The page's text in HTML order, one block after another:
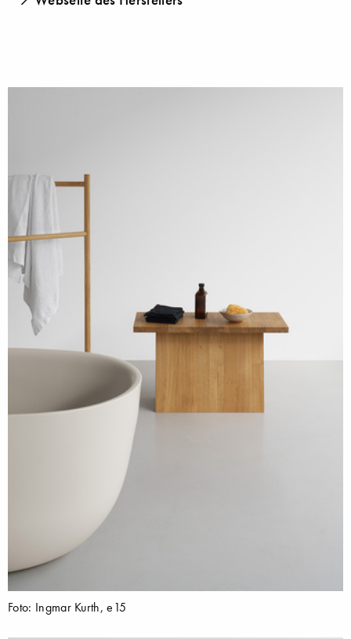
Foto: Ingmar Kurth, e15